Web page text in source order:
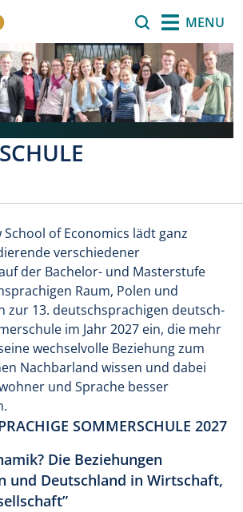
MENU
School of Economics lädt ganz
verschiedener
der Bachelor- und Masterstufe
Raum, Polen und
zur 13. deutschsprachigen deutsch-
im Jahr 2027 ein, die mehr
wechselvolle Beziehung zum
Nachbarland wissen und dabei
und Sprache besser
SOMMERSCHULE 2027
Die Beziehungen
und Deutschland in Wirtschaft,